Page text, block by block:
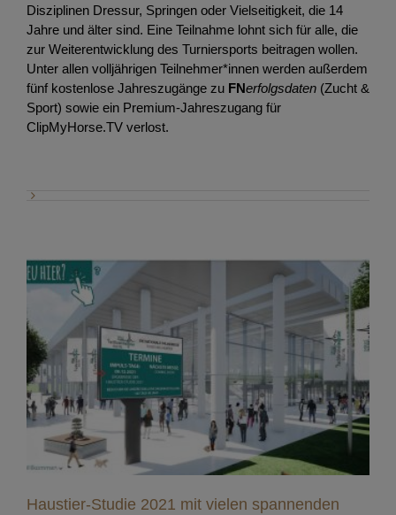
Disziplinen Dressur, Springen oder Vielseitigkeit, die 14
Jahre und älter sind. Eine Teilnahme lohnt sich für alle, die
zur Weiterentwicklung des Turniersports beitragen wollen.
Unter allen volljährigen Teilnehmer*innen werden außerdem
fünf kostenlose Jahreszugänge zu FNerfolgsdaten (Zucht &
Sport) sowie ein Premium-Jahreszugang für
ClipMyHorse.TV verlost.
Haustier-Studie 2021 mit vielen spannenden
Erkenntnissen: Fachhandel erhält vorab exklusive
Einblicke in die Ergebnisse
Haustier-Studie 2021 mit vielen spannenden